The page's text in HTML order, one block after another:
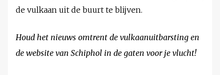
de vulkaan uit de buurt te blijven.
Houd het nieuws omtrent de vulkaanuitbarsting en
de website van Schiphol in de gaten voor je vlucht!